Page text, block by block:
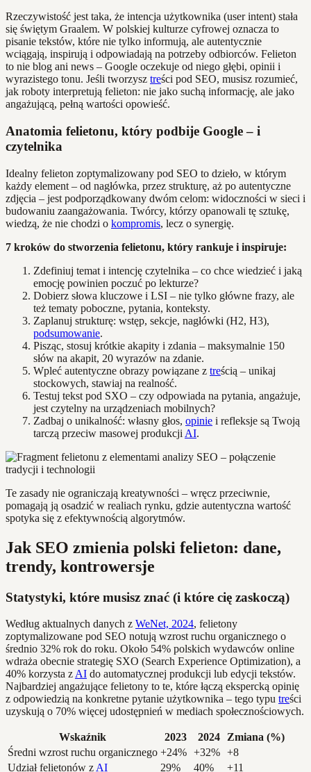
Rzeczywistość jest taka, że intencja użytkownika (user intent) stała
się świętym Graalem. W polskiej kulturze cyfrowej oznacza to
pisanie tekstów, które nie tylko informują, ale autentycznie
wciągają, inspirują i odpowiadają na potrzeby odbiorców. Felieton
to nie blog ani news – Google oczekuje od niego głębi, opinii i
wyrazistego tonu. Jeśli tworzysz treści pod SEO, musisz rozumieć,
jak roboty interpretują felieton: nie jako suchą informację, ale jako
angażującą, pełną wartości opowieść.
Anatomia felietonu, który podbije Google – i
czytelnika
Idealny felieton zoptymalizowany pod SEO to dzieło, w którym
każdy element – od nagłówka, przez strukturę, aż po autentyczne
zdjęcia – jest podporządkowany dwóm celom: widoczności w sieci i
budowaniu zaangażowania. Twórcy, którzy opanowali tę sztukę,
wiedzą, że nie chodzi o kompromis, lecz o synergię.
7 kroków do stworzenia felietonu, który rankuje i inspiruje:
Zdefiniuj temat i intencję czytelnika – co chce wiedzieć i jaką
emocję powinien poczuć po lekturze?
Dobierz słowa kluczowe i LSI – nie tylko główne frazy, ale
też tematy poboczne, pytania, konteksty.
Zaplanuj strukturę: wstęp, sekcje, nagłówki (H2, H3),
podsumowanie.
Pisząc, stosuj krótkie akapity i zdania – maksymalnie 150
słów na akapit, 20 wyrazów na zdanie.
Wpleć autentyczne obrazy powiązane z treścią – unikaj
stockowych, stawiaj na realność.
Testuj tekst pod SXO – czy odpowiada na pytania, angażuje,
jest czytelny na urządzeniach mobilnych?
Zadbaj o unikalność: własny głos, opinie i refleksje są Twoją
tarczą przeciw masowej produkcji AI.
Te zasady nie ograniczają kreatywności – wręcz przeciwnie,
pomagają ją osadzić w realiach rynku, gdzie autentyczna wartość
spotyka się z efektywnością algorytmów.
Jak SEO zmienia polski felieton: dane,
trendy, kontrowersje
Statystyki, które musisz znać (i które cię zaskoczą)
Według aktualnych danych z WeNet, 2024, felietony
zoptymalizowane pod SEO notują wzrost ruchu organicznego o
średnio 32% rok do roku. Około 54% polskich wydawców online
wdraża obecnie strategię SXO (Search Experience Optimization), a
40% korzysta z AI do automatycznej produkcji lub edycji tekstów.
Najbardziej angażujące felietony to te, które łączą ekspercką opinię
z odpowiedzią na konkretne pytanie użytkownika – tego typu treści
uzyskują o 70% więcej udostępnień w mediach społecznościowych.
Wskaźnik 2023 2024
Zmiana (%)
Średni wzrost ruchu organicznego +24% +32% +8
Udział felietonów z AI 29% 40%
+11